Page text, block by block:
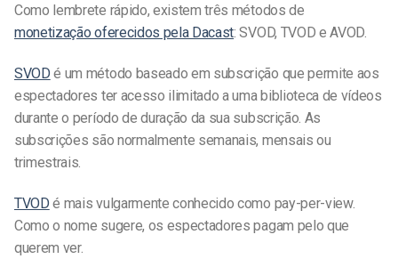
Como lembrete rápido, existem três métodos de
monetização oferecidos pela Dacast: SVOD, TVOD e AVOD.
SVOD é um método baseado em subscrição que permite aos
espectadores ter acesso ilimitado a uma biblioteca de vídeos
durante o período de duração da sua subscrição. As
subscrições são normalmente semanais, mensais ou
trimestrais.
TVOD é mais vulgarmente conhecido como pay-per-view.
Como o nome sugere, os espectadores pagam pelo que
querem ver.